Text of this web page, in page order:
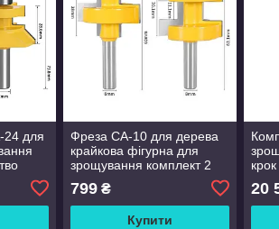
24 для
2 штуки
Фреза СА-10 для дерева
крайкова фігурна для
зрощування комплект 2
799₴
Купити
20